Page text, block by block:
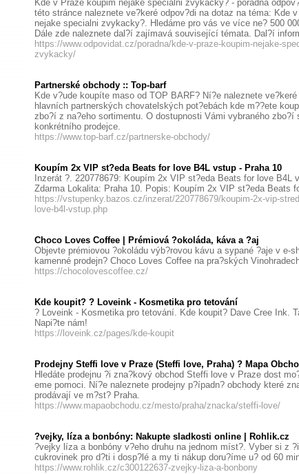
Kde v Praze koupim nejake specialni zvykacky? - poradna
této stránce naleznete ve?keré odpov?di na dotaz na téma: Kde
nejake specialni zvykacky?. Hledáme pro vás ve více ne? 500
Dále zde naleznete dal?í zajímavá související témata. Dal?í
https://www.odpovidat.cz/poradna/kde-v-praze-koupim-nejake-
zvykacky/
Partnerské obchody :: Top-barf
Kde v?ude koupíte maso od TOP BARF? Ní?e naleznete
hlavních partnerských chovatelských pot?ebách kde m??ete
zbo?í z na?eho sortimentu. O dostupnosti Vámi vybraného zbo?í
konkrétního prodejce.
https://www.top-barf.cz/partnerske-obchody/
Koupím 2x VIP st?eda Beats for love B4L vstup - Praha 10
Inzerát ?. 220778679: Koupím 2x VIP st?eda Beats for love B4L
Zdarma Lokalita: Praha 10. Popis: Koupím 2x VIP st?eda Beats
https://vstupenky.bazos.cz/inzerat/220778679/koupim-2x-vip-
love-b4l-vstup.php
Choco Loves Coffee | Prémiová ?okoláda, káva a ?aj
Objevte prémiovou ?okoládu výb?rovou kávu a sypané ?aje v e-
kamenné prodejn? Choco Loves Coffee na pra?ských
https://chocolovescoffee.cz/
Kde koupit? ? Loveink - Kosmetika pro tetování
? Loveink - Kosmetika pro tetování. Kde koupit? Dave Cree Ink.
Napi?te nám!
https://loveink.cz/pages/kde-koupit
Prodejny Steffi love v Praze (Steffi love, Praha) ? Mapa
Hledáte prodejnu ?i zna?kový obchod Steffi love v Praze dost
eme pomoci. Ní?e naleznete prodejny p?ípadn? obchody které
prodávají ve m?st? Praha.
https://www.mapaobchodu.cz/mesto/praha/znacka/steffi-love/
?vejky, líza a bonbóny: Nakupte sladkosti online | Rohlik.cz
?vejky líza a bonbóny v?eho druhu na jednom míst?. Vyber si z
cukrovinek pro d?ti i dosp?lé a my ti nákup doru?íme u? od 60
https://www.rohlik.cz/c300122637-zvejky-liza-a-bonbony